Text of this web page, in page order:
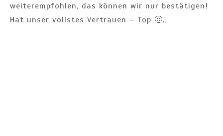
weiterempfohlen, das können wir nur bestätigen!
Hat unser vollstes Vertrauen – Top 🙂„